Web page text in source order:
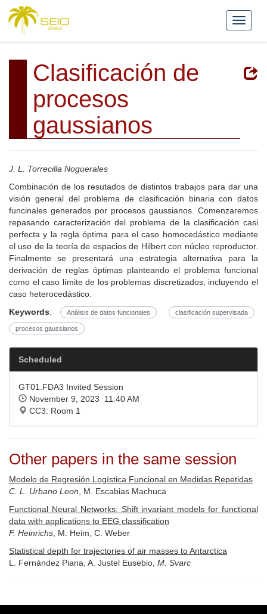
Clasificación de
procesos
gaussianos
J. L. Torrecilla Noguerales
Combinación de los resutados de distintos trabajos para dar una
visión general del problema de clasificación binaria con datos
funcinales generados por procesos gaussianos. Comenzaremos
repasando caracterización del problema de la clasificación casi
perfecta y la regla óptima para el caso homocedástico mediante
el uso de la teoría de espacios de Hilbert con núcleo reproductor.
Finalmente se presentará una estrategia alternativa para la
derivación de reglas óptimas planteando el problema funcional
como el caso límite de los problemas discretizados, incluyendo el
caso heterocedástico.
Keywords: Análisis de datos funcionales clasificación supervisada
procesos gaussianos
Scheduled
GT01.FDA3 Invited Session
November 9, 2023 11:40 AM
CC3: Room 1
Other papers in the same session
Modelo de Regresión Logística Funcional en Medidas Repetidas
C. L. Urbano Leon , M. Escabias Machuca
Functional Neural Networks: Shift invariant models for functional
data with applications to EEG classification
F. Heinrichs , M. Heim, C. Weber
Statistical depth for trajectories of air masses to Antarctica
L. Fernández Piana, A. Justel Eusebio, M. Svarc